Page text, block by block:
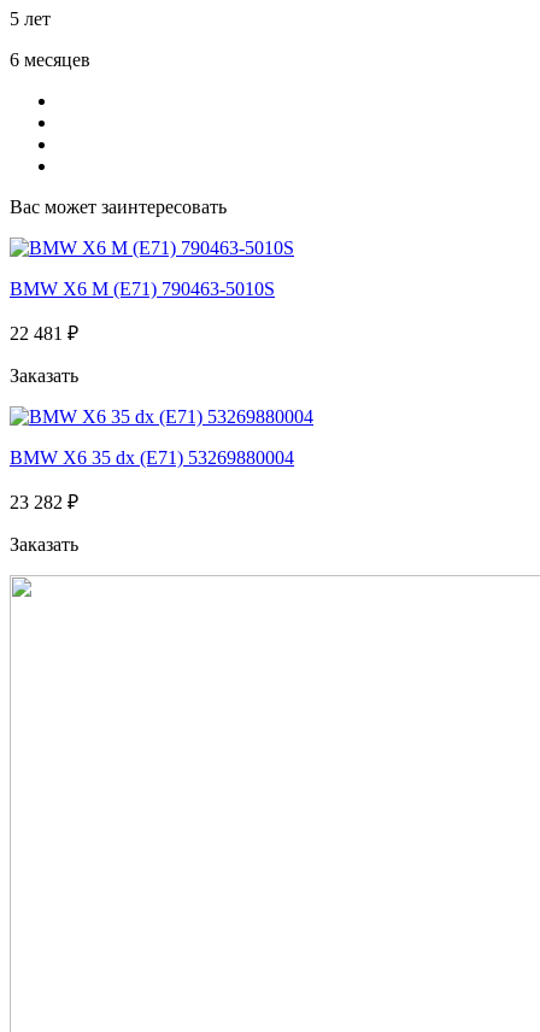
5 лет
6 месяцев
Вас может заинтересовать
BMW X6 M (E71) 790463-5010S
22 481 ₽
Заказать
BMW X6 35 dx (E71) 53269880004
23 282 ₽
Заказать